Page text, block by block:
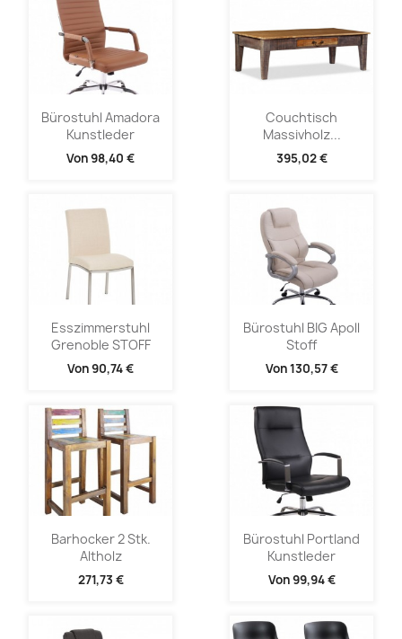
Bürostuhl Amadora
Kunstleder
Von98,40 €
Couchtisch
Massivholz...
395,02 €
Esszimmerstuhl
Grenoble STOFF
Von90,74 €
Bürostuhl BIG Apoll
Stoff
Von130,57 €
Barhocker 2 Stk.
Altholz
271,73 €
Bürostuhl Portland
Kunstleder
Von99,94 €